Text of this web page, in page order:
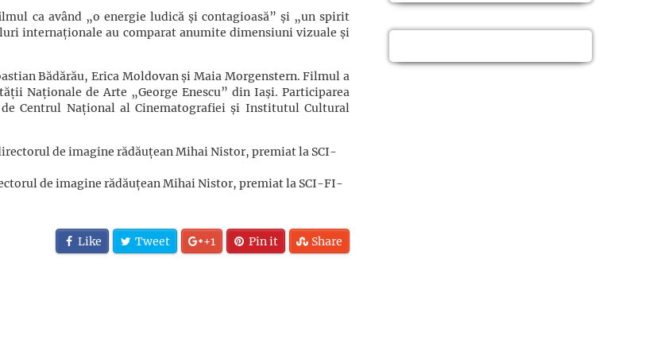
ca având „o energie ludică și contagioasă” și „un spirit
internaționale au comparat anumite dimensiuni vizuale și
Bădărău, Erica Moldovan și Maia Morgenstern. Filmul a
Naționale de Arte „George Enescu” din Iași. Participarea
Centrul Național al Cinematografiei și Institutul Cultural
de imagine rădăuțean Mihai Nistor, premiat la SCI-FI-
Like Tweet +1 Pin it Share